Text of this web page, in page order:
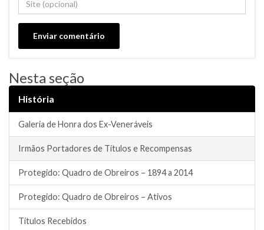
Nesta seção
História
Galeria de Honra dos Ex-Veneráveis
Irmãos Portadores de Títulos e Recompensas
Protegido: Quadro de Obreiros – 1894 a 2014
Protegido: Quadro de Obreiros – Ativos
Títulos Recebidos